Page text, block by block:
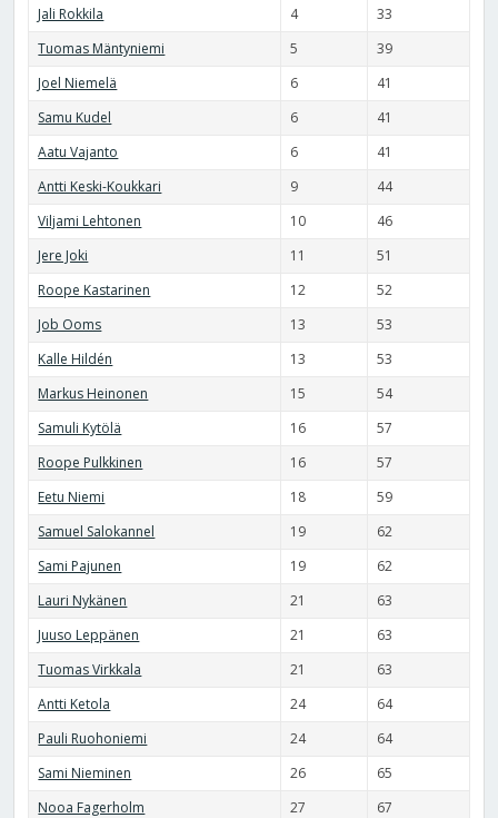
Jali Rokkila
4
33
Tuomas Mäntyniemi
5
39
Joel Niemelä
6
41
Samu Kudel
6
41
Aatu Vajanto
6
41
Antti Keski-Koukkari
9
44
Viljami Lehtonen
10
46
Jere Joki
11
51
Roope Kastarinen
12
52
Job Ooms
13
53
Kalle Hildén
13
53
Markus Heinonen
15
54
Samuli Kytölä
16
57
Roope Pulkkinen
16
57
Eetu Niemi
18
59
Samuel Salokannel
19
62
Sami Pajunen
19
62
Lauri Nykänen
21
63
Juuso Leppänen
21
63
Tuomas Virkkala
21
63
Antti Ketola
24
64
Pauli Ruohoniemi
24
64
Sami Nieminen
26
65
Nooa Fagerholm
27
67